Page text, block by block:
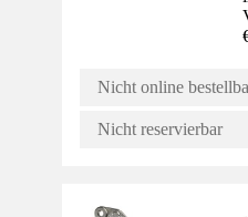
Nicht online
Nicht reservierbar